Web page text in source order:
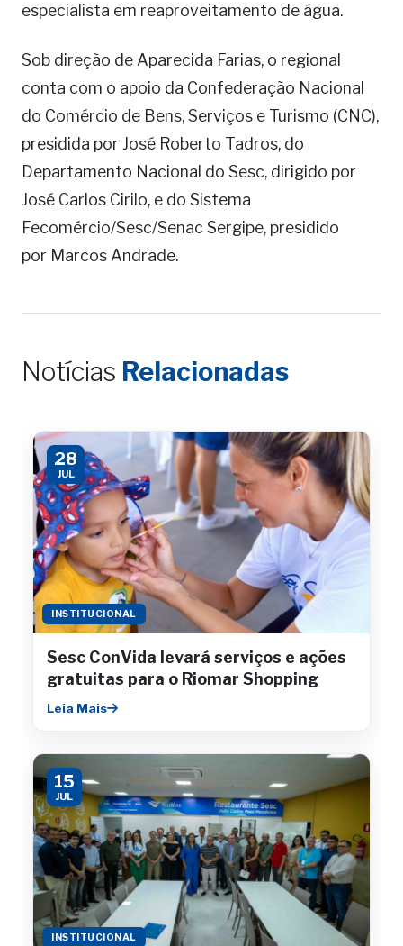
especialista em reaproveitamento de água.
Sob direção de Aparecida Farias, o regional
conta com o apoio da Confederação Nacional
do Comércio de Bens, Serviços e Turismo (CNC),
presidida por José Roberto Tadros, do
Departamento Nacional do Sesc, dirigido por
José Carlos Cirilo, e do Sistema
Fecomércio/Sesc/Senac Sergipe, presidido
por Marcos Andrade.
Notícias Relacionadas
28
JUL
INSTITUCIONAL
Sesc ConVida levará serviços e ações
gratuitas para o Riomar Shopping
Leia Mais
15
JUL
INSTITUCIONAL